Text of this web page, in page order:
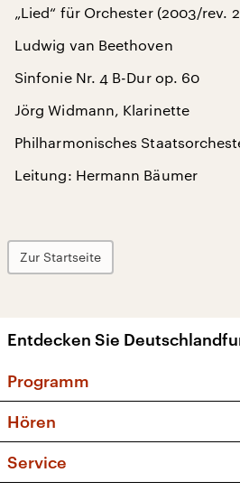
„Lied“ für Orchester (2003/rev.
Ludwig van Beethoven
Sinfonie Nr. 4 B-Dur op. 60
Jörg Widmann, Klarinette
Philharmonisches
Leitung: Hermann Bäumer
Zur Startseite
Entdecken Sie
Programm
Sendungen und Podcasts
Musikliste
Hören
Frequenzen (UKW + DAB+)
Service